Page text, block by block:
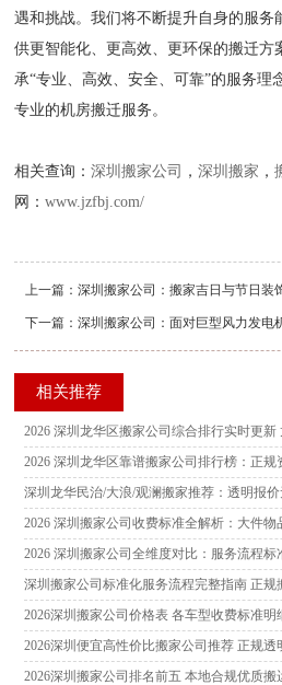
遇和挑战。我们将不断提升自身的服务
供更智能化、更高效、更环保的搬迁方
承“专业、高效、安全、可靠”的服务理
专业的机房搬迁服务。
相关查询：深圳搬家公司 ，深圳搬家 ，
网：www.jzfbj.com/
上一篇：深圳搬家公司：搬家吉日与节日装
下一篇：深圳搬家公司：面对巨型风力发电
相关推荐
2026 深圳搬家公司全维度对比：服务流程